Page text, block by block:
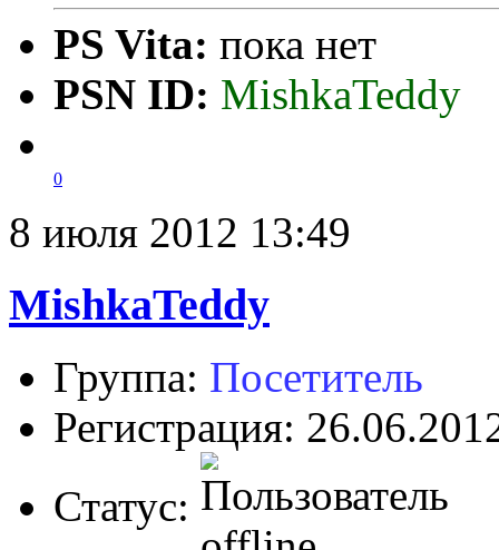
PS Vita: пока нет
PSN ID: MishkaTeddy
0
8 июля 2012 13:49
MishkaTeddy
Группа: Посетитель
Регистрация:
Статус: